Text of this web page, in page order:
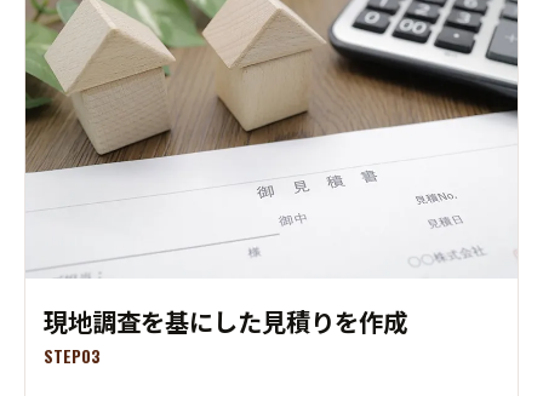
現地調査を基にした見積りを作成
STEP03